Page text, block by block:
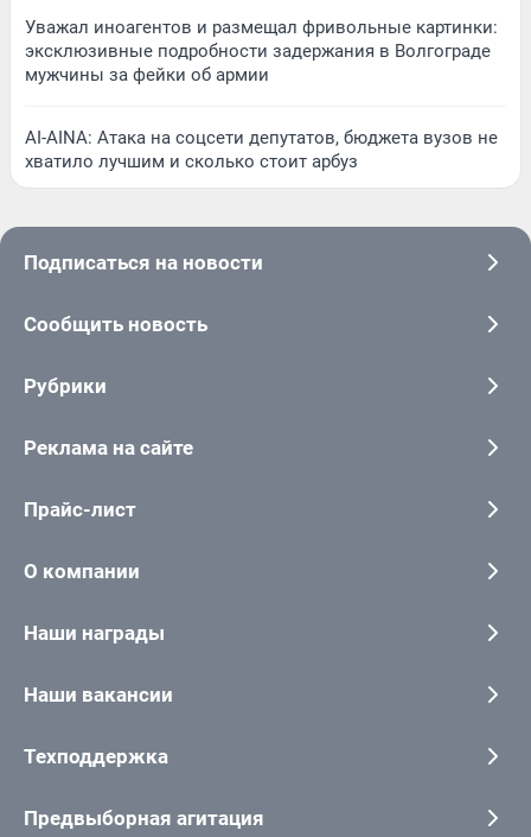
Уважал иноагентов и размещал фривольные картинки:
эксклюзивные подробности задержания в Волгограде
мужчины за фейки об армии
AI-AINA: Атака на соцсети депутатов, бюджета вузов не
хватило лучшим и сколько стоит арбуз
Подписаться на новости
Сообщить новость
Рубрики
Реклама на сайте
Прайс-лист
О компании
Наши награды
Наши вакансии
Техподдержка
Предвыборная агитация